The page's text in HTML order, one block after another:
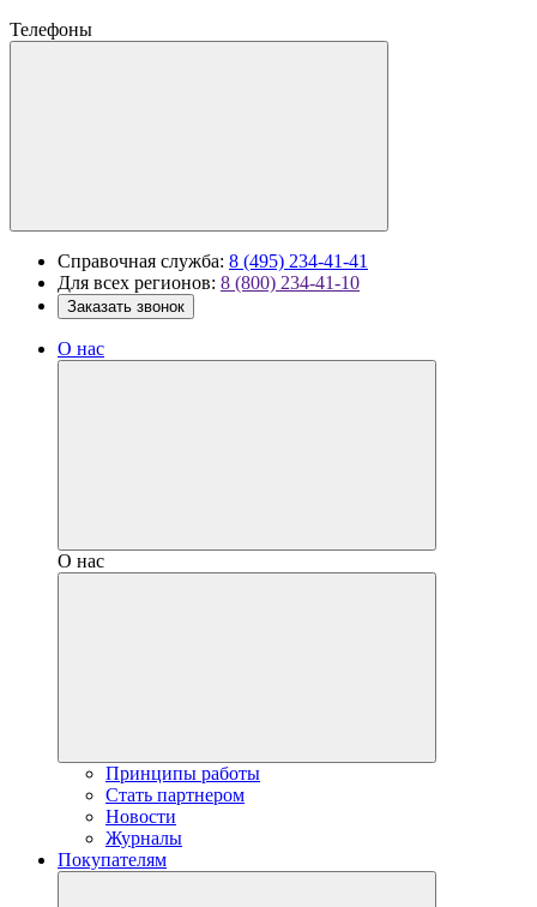
Телефоны
Справочная служба: 8 (495) 234-41-41
Для всех регионов: 8 (800) 234-41-10
Заказать звонок
О нас
О нас
Принципы работы
Стать партнером
Новости
Журналы
Покупателям